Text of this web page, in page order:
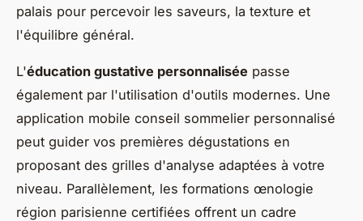
palais pour percevoir les saveurs, la texture et
l'équilibre général.
L'éducation gustative personnalisée passe
également par l'utilisation d'outils modernes. Une
application mobile conseil sommelier personnalisé
peut guider vos premières dégustations en
proposant des grilles d'analyse adaptées à votre
niveau. Parallèlement, les formations œnologie
région parisienne certifiées offrent un cadre